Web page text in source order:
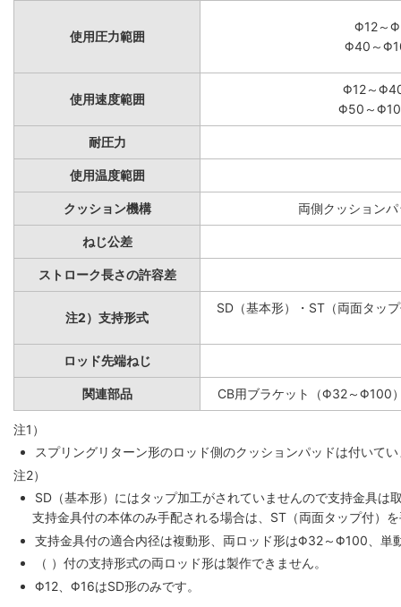
使用圧力範囲
Φ12～
Φ40～
使用速度範囲
Φ12～
Φ50～
耐圧力
使用温度範囲
クッション機構 両側クッション
ねじ公差
ストローク長さの許容差
注2）支持形式
SD（基本形）・ST（両面タッ
ロッド先端ねじ
関連部品 CB用ブラケット（Φ32～Φ100
注1）
スプリングリターン形のロッド側のクッションパッドは付い
注2）
SD（基本形）にはタップ加工がされていませんので支持金具は
支持金具付の本体のみ手配される場合は、ST（両面タップ付）
支持金具付の適合内径は複動形、両ロッド形はΦ32～Φ100、
（ ）付の支持形式の両ロッド形は製作できません。
Φ12、Φ16はSD形のみです。